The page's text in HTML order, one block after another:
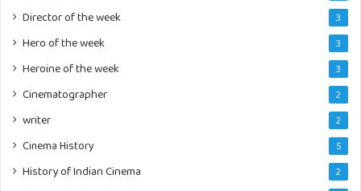
Director of the week 3
Hero of the week 3
Heroine of the week 3
Cinematographer 2
writer 2
Cinema History 5
History of Indian Cinema 2